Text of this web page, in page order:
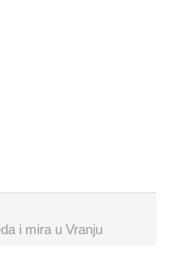
i mira u Vranju